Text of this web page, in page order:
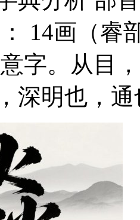
14画（睿
字。从目
深明也，